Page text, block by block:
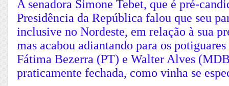
A senadora Simone Tebet, que é pré-
Presidência da República falou que seu
inclusive no Nordeste, em relação à sua
mas acabou adiantando para os potiguares
Fátima Bezerra (PT) e Walter Alves
praticamente fechada, como vinha se